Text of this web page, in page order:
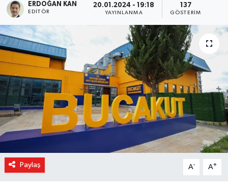
ERDOĞAN KAN
EDITÖR
20.01.2024 - 19:18
YAYINLANMA
137
GÖSTERIM
Paylaş A- A+